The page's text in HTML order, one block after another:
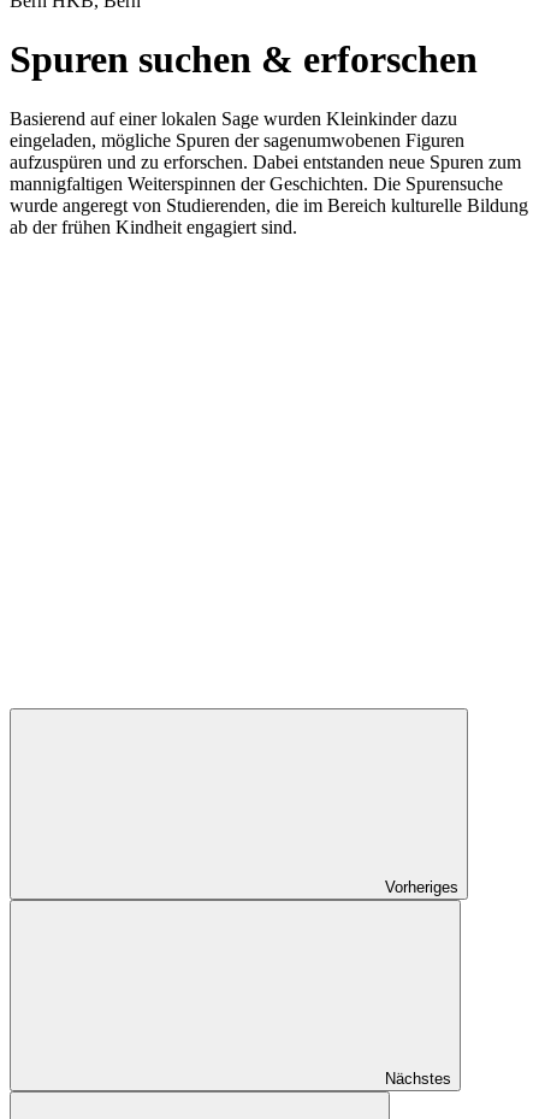
Spuren suchen & erforschen
Basierend auf einer lokalen Sage wurden Kleinkinder dazu
eingeladen, mögliche Spuren der sagenumwobenen Figuren
aufzuspüren und zu erforschen. Dabei entstanden neue Spuren zum
mannigfaltigen Weiterspinnen der Geschichten. Die Spurensuche
wurde angeregt von Studierenden, die im Bereich kulturelle Bildung
ab der frühen Kindheit engagiert sind.
Vorheriges
Nächstes